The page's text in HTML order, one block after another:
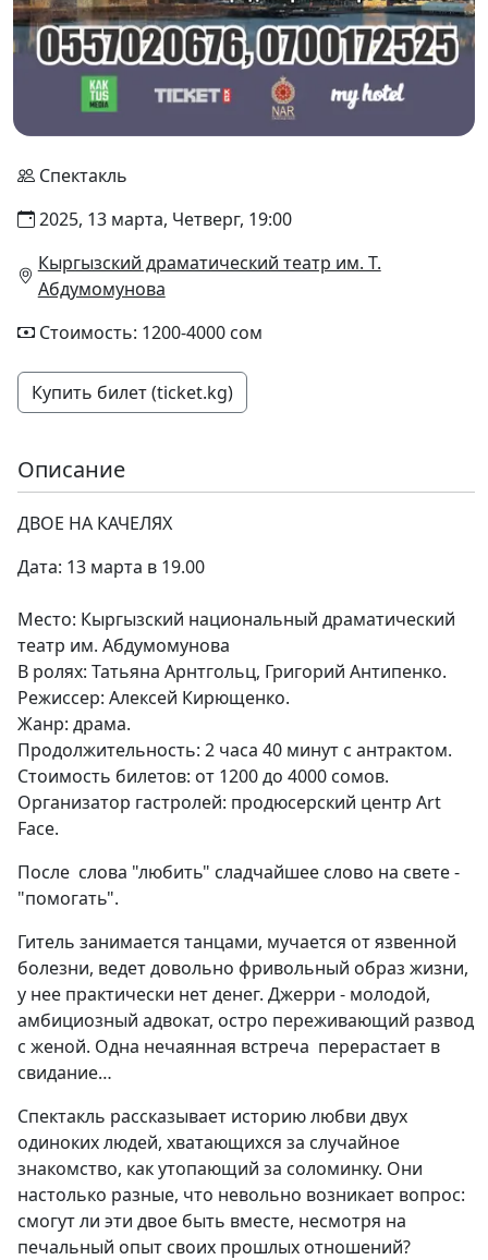
Спектакль
2025, 13 марта, Четверг, 19:00
Кыргызский драматический театр им. Т.
Абдумомунова
Стоимость: 1200-4000 сом
Купить билет (ticket.kg)
Описание
ДВОЕ НА КАЧЕЛЯХ
Дата: 13 марта в 19.00
Место: Кыргызский национальный драматический
театр им. Абдумомунова
В ролях: Татьяна Арнтгольц, Григорий Антипенко.
Режиссер: Алексей Кирющенко.
Жанр: драма.
Продолжительность: 2 часа 40 минут с антрактом.
Стоимость билетов: от 1200 до 4000 сомов.
Организатор гастролей: продюсерский центр Art
Face.
После слова "любить" сладчайшее слово на свете -
"помогать".
Гитель занимается танцами, мучается от язвенной
болезни, ведет довольно фривольный образ жизни,
у нее практически нет денег. Джерри - молодой,
амбициозный адвокат, остро переживающий развод
с женой. Одна нечаянная встреча перерастает в
свидание…
Спектакль рассказывает историю любви двух
одиноких людей, хватающихся за случайное
знакомство, как утопающий за соломинку. Они
настолько разные, что невольно возникает вопрос:
смогут ли эти двое быть вместе, несмотря на
печальный опыт своих прошлых отношений?